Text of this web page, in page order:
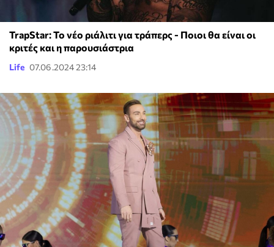
TrapStar: Το νέο ριάλιτι για τράπερς - Ποιοι θα είναι οι
κριτές και η παρουσιάστρια
Life 07.06.2024 23:14